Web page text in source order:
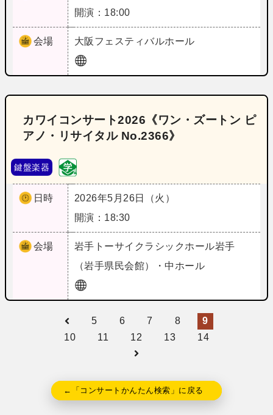
開演：18:00
会場 大阪 フェスティバルホール
カワイコンサート2026《ワン・ズートン ピ
アノ・リサイタル No.2366》
鍵盤楽器
日時
2026年5月26日（火）
開演：18:30
会場 岩手 トーサイクラシックホール岩手
（岩手県民会館）・中ホール
5 6 7 8
9
10
11 12 13 14
←「コンサートかんたん検索」に戻る